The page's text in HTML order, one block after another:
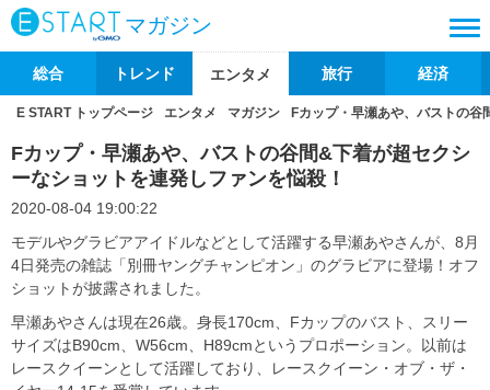
マガジン
総合 トレンド エンタメ 旅行 経済
E START トップページ エンタメ マガジン Fカップ・早瀬あや、バストの
Fカップ・早瀬あや、バストの谷間&下着が超セクシ
ーなショットを連発しファンを悩殺！
2020-08-04 19:00:22
モデルやグラビアアイドルなどとして活躍する早瀬あやさんが、8月
4日発売の雑誌「別冊ヤングチャンピオン」のグラビアに登場！オフ
ショットが披露されました。
早瀬あやさんは現在26歳。身長170cm、Fカップのバスト、スリー
サイズはB90cm、W56cm、H89cmというプロポーション。以前は
レースクイーンとして活躍しており、レースクイーン・オブ・ザ・